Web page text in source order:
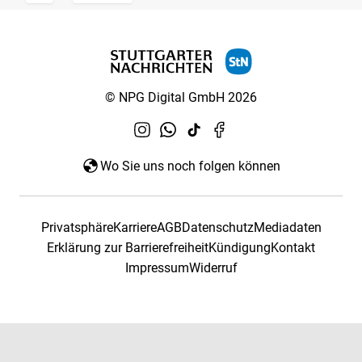
© NPG Digital GmbH 2026
Wo Sie uns noch folgen können
PrivatsphäreKarriereAGBDatenschutzMediadaten
Erklärung zur BarrierefreiheitKündigungKontakt
ImpressumWiderruf